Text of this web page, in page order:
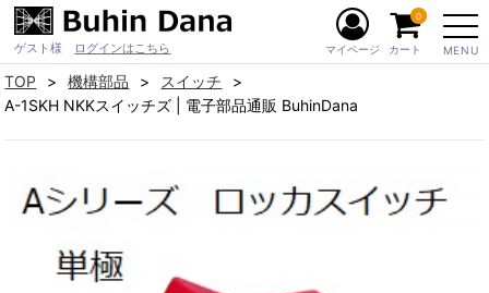
ゲスト様 ログインはこちら MENU
マイページ カート
0
TOP 機構部品
スイッチ
A-1SKH NKKスイッチズ | 電子部品通販 BuhinDana